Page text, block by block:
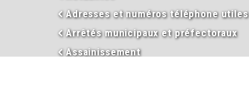
Adresses et numéros téléphone utiles
Arrêtés municipaux et préfectoraux
Assainissement